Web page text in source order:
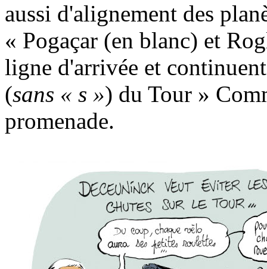
aussi d'alignement des
« Pogaçar (en blanc) et
ligne d'arrivée et
(sans « s ») du Tour »
promenade.